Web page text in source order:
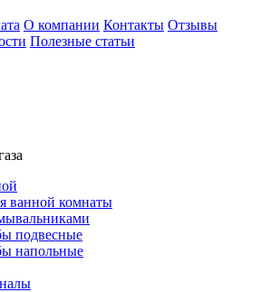
О компании Контакты Отзывы
Полезные статьи
ванной комнаты
подвесные
напольные